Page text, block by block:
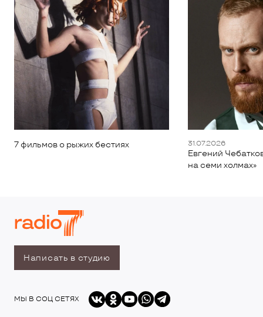
7 фильмов о рыжих бестиях 31.07.2026
Евгений
на семи холмах»
Написать в студию
МЫ В СОЦ СЕТЯХ